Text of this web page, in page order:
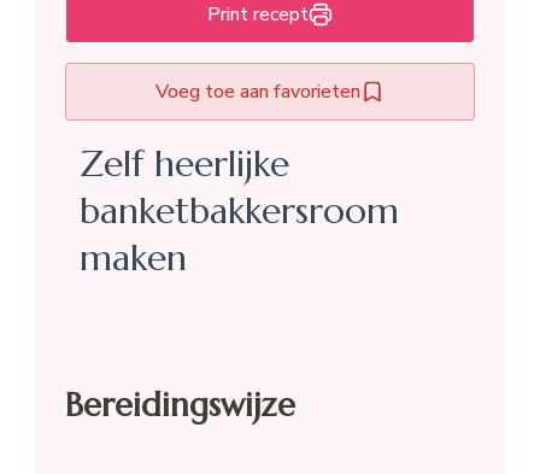
Print recept
Voeg toe aan favorieten
Zelf heerlijke
banketbakkersroom
maken
Bereidingswijze